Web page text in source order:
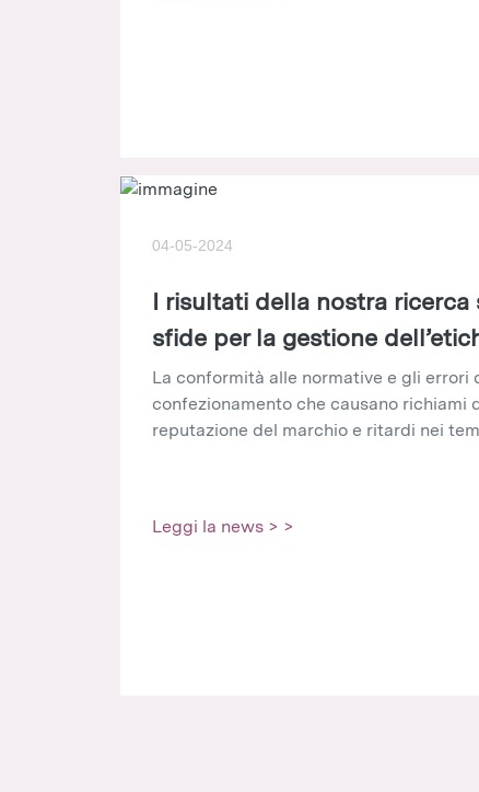
04-05-2024
I risultati della nostra
sfide per la gestione
La conformità alle normative e gli errori
confezionamento che causano richiami
reputazione del marchio e ritardi nei
Leggi la news > >